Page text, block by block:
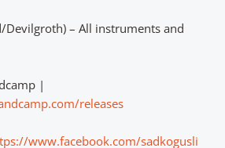
Devilgroth) – All instruments and
|
releases
www.facebook.com/sadkogusli